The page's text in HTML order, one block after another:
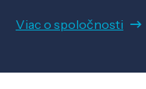
Viac o spoločnosti